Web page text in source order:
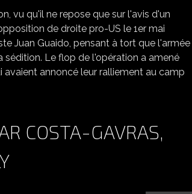
vu qu'il ne repose que sur l'avis d'un
de droite pro-US le 1er mai
Juan Guaido, pensant à tort que l'armée
sédition. Le flop de l'opération a amené
avaient annoncé leur ralliement au camp
COSTA-GAVRAS,